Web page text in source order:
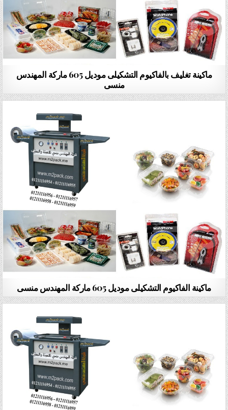
ماكينة تغليف بالفاكيوم التشكيلى موديل 605 ماركة المهندس
منسى
ماكينة الفاكيوم التشكيلى موديل 605 ماركة المهندس منسى